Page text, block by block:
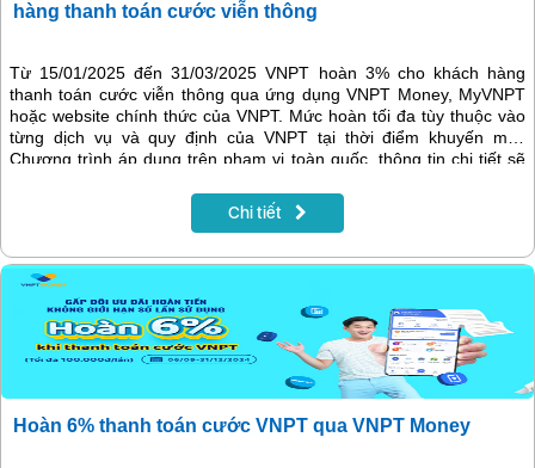
hàng thanh toán cước viễn thông
Từ 15/01/2025 đến 31/03/2025 VNPT hoàn 3% cho khách hàng
thanh toán cước viễn thông qua ứng dụng VNPT Money, MyVNPT
hoặc website chính thức của VNPT. Mức hoàn tối đa tùy thuộc vào
từng dịch vụ và quy định của VNPT tại thời điểm khuyến mãi.
Chương trình áp dụng trên phạm vi toàn quốc, thông tin chi tiết sẽ
Chi tiết
Hoàn 6% thanh toán cước VNPT qua VNPT Money